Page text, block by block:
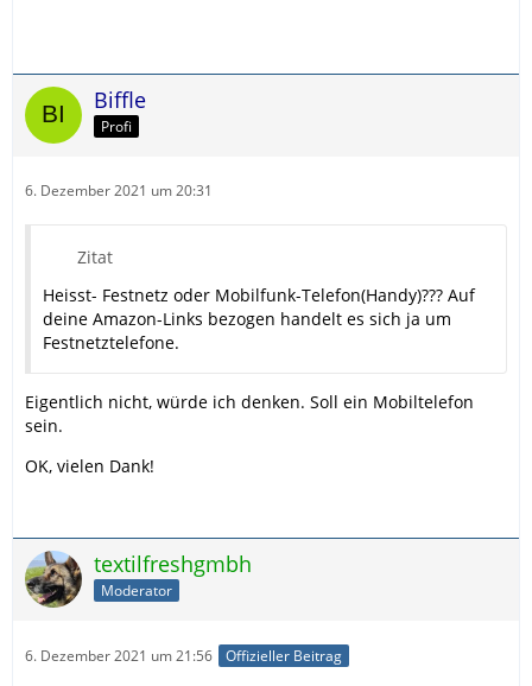
Biffle
Profi
6. Dezember 2021 um 20:31
Zitat
Heisst- Festnetz oder Mobilfunk-Telefon(Handy)??? Auf
deine Amazon-Links bezogen handelt es sich ja um
Festnetztelefone.
Eigentlich nicht, würde ich denken. Soll ein Mobiltelefon
sein.
OK, vielen Dank!
textilfreshgmbh
Moderator
6. Dezember 2021 um 21:56 Offizieller Beitrag